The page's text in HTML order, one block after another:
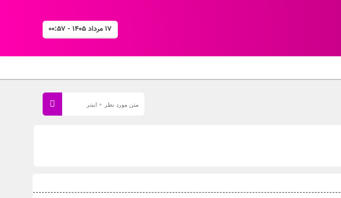
۱۷ مرداد ۱۴۰۵ - ۰۰:۵۷